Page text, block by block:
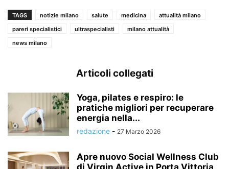
TAGS notizie milano salute medicina
attualità milano
pareri specialistici
ultraspecialisti
milano attualità
news milano
Articoli collegati
Yoga, pilates e respiro: le
pratiche migliori per recuperare
energia nella...
redazione - 27 Marzo 2026
Apre nuovo Social Wellness Club